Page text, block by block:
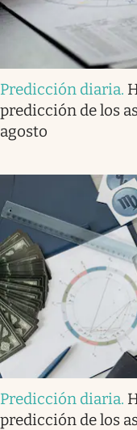
Predicción diaria.
predicción de los
agosto
Predicción diaria.
predicción de los